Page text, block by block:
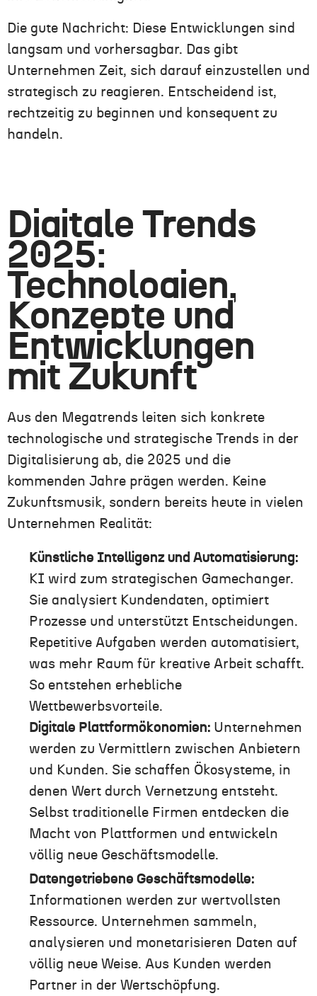
Die gute Nachricht: Diese Entwicklungen sind
langsam und vorhersagbar. Das gibt
Unternehmen Zeit, sich darauf einzustellen und
strategisch zu reagieren. Entscheidend ist,
rechtzeitig zu beginnen und konsequent zu
handeln.
Digitale Trends
2025:
Technologien,
Konzepte und
Entwicklungen
mit Zukunft
Aus den Megatrends leiten sich konkrete
technologische und strategische Trends in der
Digitalisierung ab, die 2025 und die
kommenden Jahre prägen werden. Keine
Zukunftsmusik, sondern bereits heute in vielen
Unternehmen Realität:
Künstliche Intelligenz und Automatisierung:
KI wird zum strategischen Gamechanger.
Sie analysiert Kundendaten, optimiert
Prozesse und unterstützt Entscheidungen.
Repetitive Aufgaben werden automatisiert,
was mehr Raum für kreative Arbeit schafft.
So entstehen erhebliche
Wettbewerbsvorteile.
Digitale Plattformökonomien: Unternehmen
werden zu Vermittlern zwischen Anbietern
und Kunden. Sie schaffen Ökosysteme, in
denen Wert durch Vernetzung entsteht.
Selbst traditionelle Firmen entdecken die
Macht von Plattformen und entwickeln
völlig neue Geschäftsmodelle.
Datengetriebene Geschäftsmodelle:
Informationen werden zur wertvollsten
Ressource. Unternehmen sammeln,
analysieren und monetarisieren Daten auf
völlig neue Weise. Aus Kunden werden
Partner in der Wertschöpfung.